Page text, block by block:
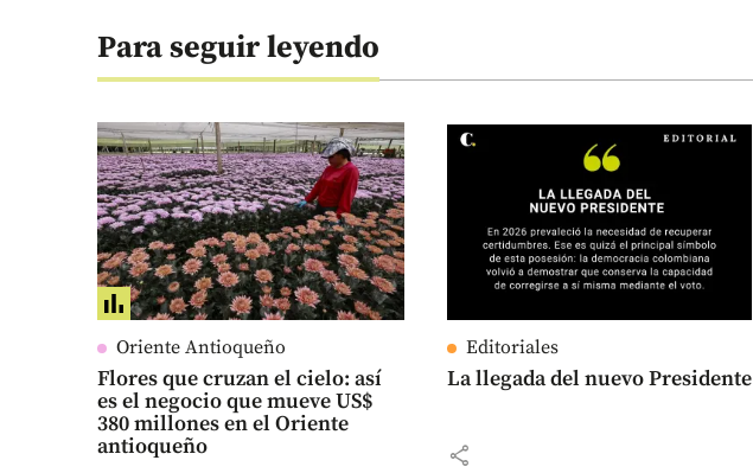
Para seguir leyendo
Oriente Antioqueño
Flores que cruzan el cielo: así
es el negocio que mueve US$
380 millones en el Oriente
antioqueño
Editoriales
La llegada del nuevo Presidente
share